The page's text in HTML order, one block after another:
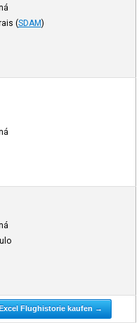
(SDAM)
Flughistorie kaufen →